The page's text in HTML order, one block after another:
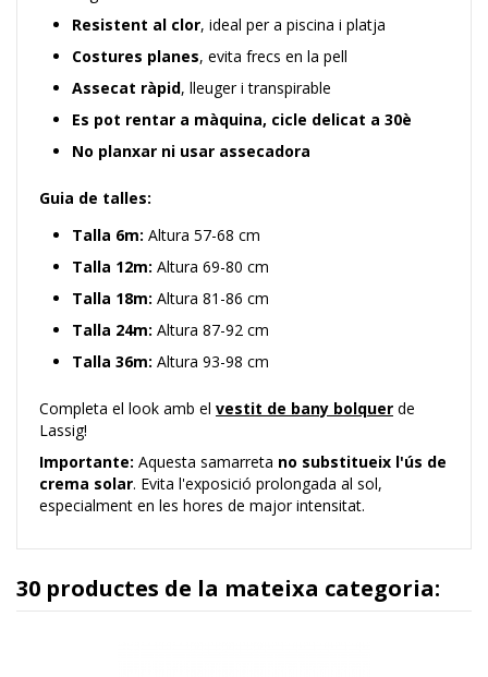
Resistent al clor, ideal per a piscina i platja
Costures planes, evita frecs en la pell
Assecat ràpid, lleuger i transpirable
Es pot rentar a màquina, cicle delicat a 30è
No planxar ni usar assecadora
Guia de talles:
Talla 6m: Altura 57-68 cm
Talla 12m: Altura 69-80 cm
Talla 18m: Altura 81-86 cm
Talla 24m: Altura 87-92 cm
Talla 36m: Altura 93-98 cm
Completa el look amb el vestit de bany bolquer de
Lassig!
Importante: Aquesta samarreta no substitueix l'ús de
crema solar. Evita l'exposició prolongada al sol,
especialment en les hores de major intensitat.
30 productes de la mateixa categoria: